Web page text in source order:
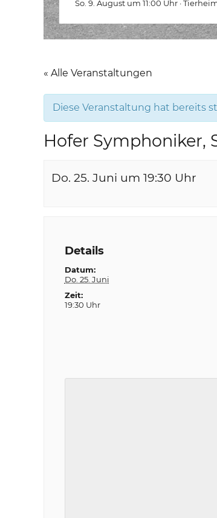
So. 9. August um 11:00 Uhr ·
« Alle Veranstaltungen
Diese Veranstaltung hat bereits
Hofer Symphoniker,
Do. 25. Juni um 19:30 Uhr
Details
Datum:
Do. 25. Juni
Zeit:
19:30 Uhr